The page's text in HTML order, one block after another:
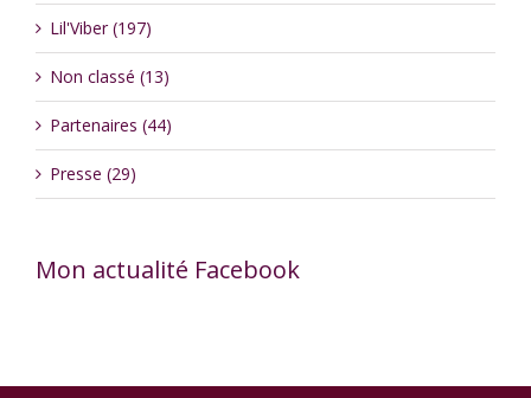
Lil'Viber (197)
Non classé (13)
Partenaires (44)
Presse (29)
Mon actualité Facebook